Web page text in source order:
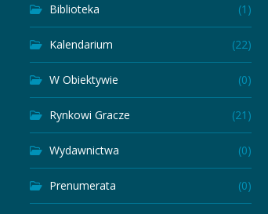
Biblioteka (1)
Kalendarium (22)
W Obiektywie (0)
Rynkowi Gracze (21)
Wydawnictwa (0)
Prenumerata (0)